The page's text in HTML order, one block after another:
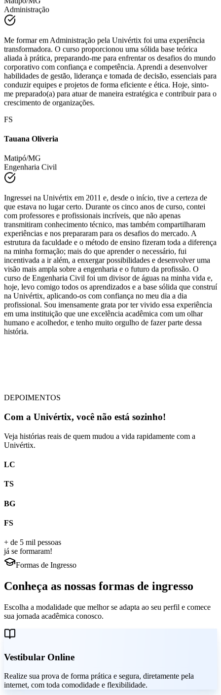
transformadora. O curso proporcionou uma sólida base teórica
aliada à prática, preparando-me para enfrentar os desafios do mundo
corporativo com confiança e competência. Aprendi a desenvolver
habilidades de gestão, liderança e tomada de decisão, essenciais para
conduzir equipes e projetos de forma eficiente e ética. Hoje, sinto-
me preparado(a) para atuar de maneira estratégica e contribuir para o
crescimento de organizações.
Engenharia Civil
que estava no lugar certo. Durante os cinco anos de curso, contei
com professores e profissionais incríveis, que não apenas
transmitiram conhecimento técnico, mas também compartilharam
experiências e nos prepararam para os desafios do mercado. A
estrutura da faculdade e o método de ensino fizeram toda a diferença
na minha formação; mais do que aprender o necessário, fui
incentivada a ir além, a enxergar possibilidades e desenvolver uma
visão mais ampla sobre a engenharia e o futuro da profissão. O
curso de Engenharia Civil foi um divisor de águas na minha vida e,
hoje, levo comigo todos os aprendizados e a base sólida que construí
na Univértix, aplicando-os com confiança no meu dia a dia
profissional. Sou imensamente grata por ter vivido essa experiência
em uma instituição que une excelência acadêmica com um olhar
humano e acolhedor, e tenho muito orgulho de fazer parte dessa
história.
DEPOIMENTOS
Com a Univértix, você não está sozinho!
Veja histórias reais de quem mudou a vida rapidamente com a
Univértix.
LC
TS
BG
FS
+ de 5 mil pessoas
já se formaram!
Formas de Ingresso
Conheça as nossas formas de ingresso
Escolha a modalidade que melhor se adapta ao seu perfil e comece
sua jornada acadêmica conosco.
Vestibular Online
Realize sua prova de forma prática e segura, diretamente pela
internet, com toda comodidade e flexibilidade.